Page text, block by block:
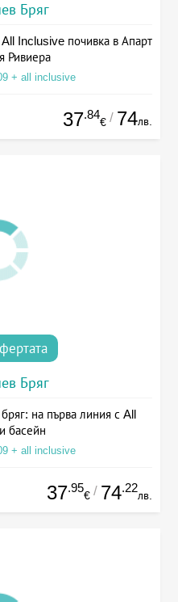
Бряг
Inclusive почивка в Апарт
Ривиера
+ all inclusive
37.84
€ / 74лв.
Бряг
на първа линия с All
басейн
+ all inclusive
37.95
€ / 74.22
лв.